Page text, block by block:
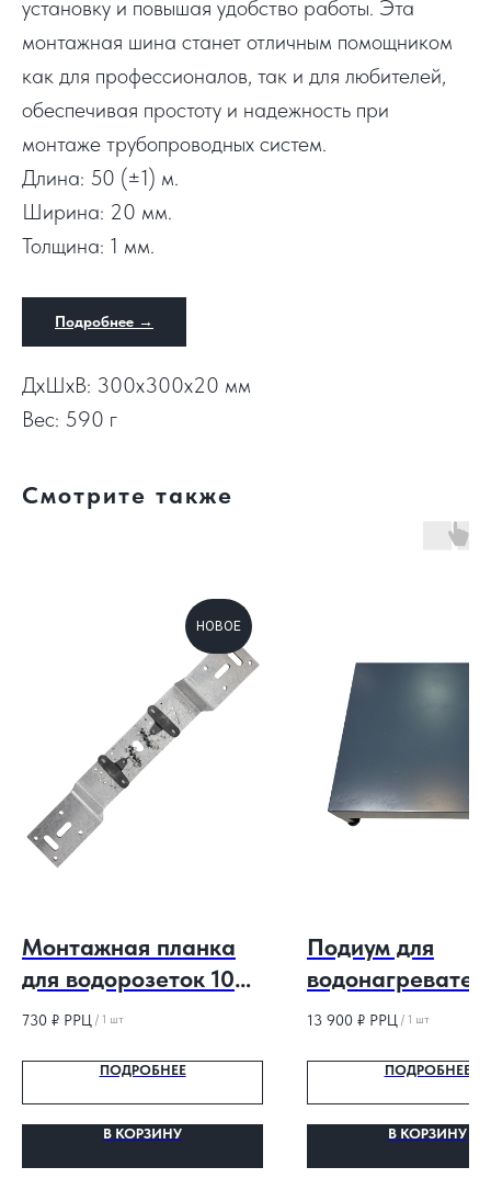
установку и повышая удобство работы. Эта
монтажная шина станет отличным помощником
как для профессионалов, так и для любителей,
обеспечивая простоту и надежность при
монтаже трубопроводных систем.
Длина: 50 (±1) м.
Ширина: 20 мм.
Толщина: 1 мм.
Подробнее →
ДxШxВ: 300x300x20 мм
Вес: 590 г
Смотрите также
НОВОЕ
Монтажная планка
для водорозеток 100
мм
730 ₽ РРЦ / 1 шт
ПОДРОБНЕЕ
В КОРЗИНУ
Подиум для
13 900 ₽ РРЦ / 1 шт
ПОДРОБНЕЕ
В КОРЗИНУ